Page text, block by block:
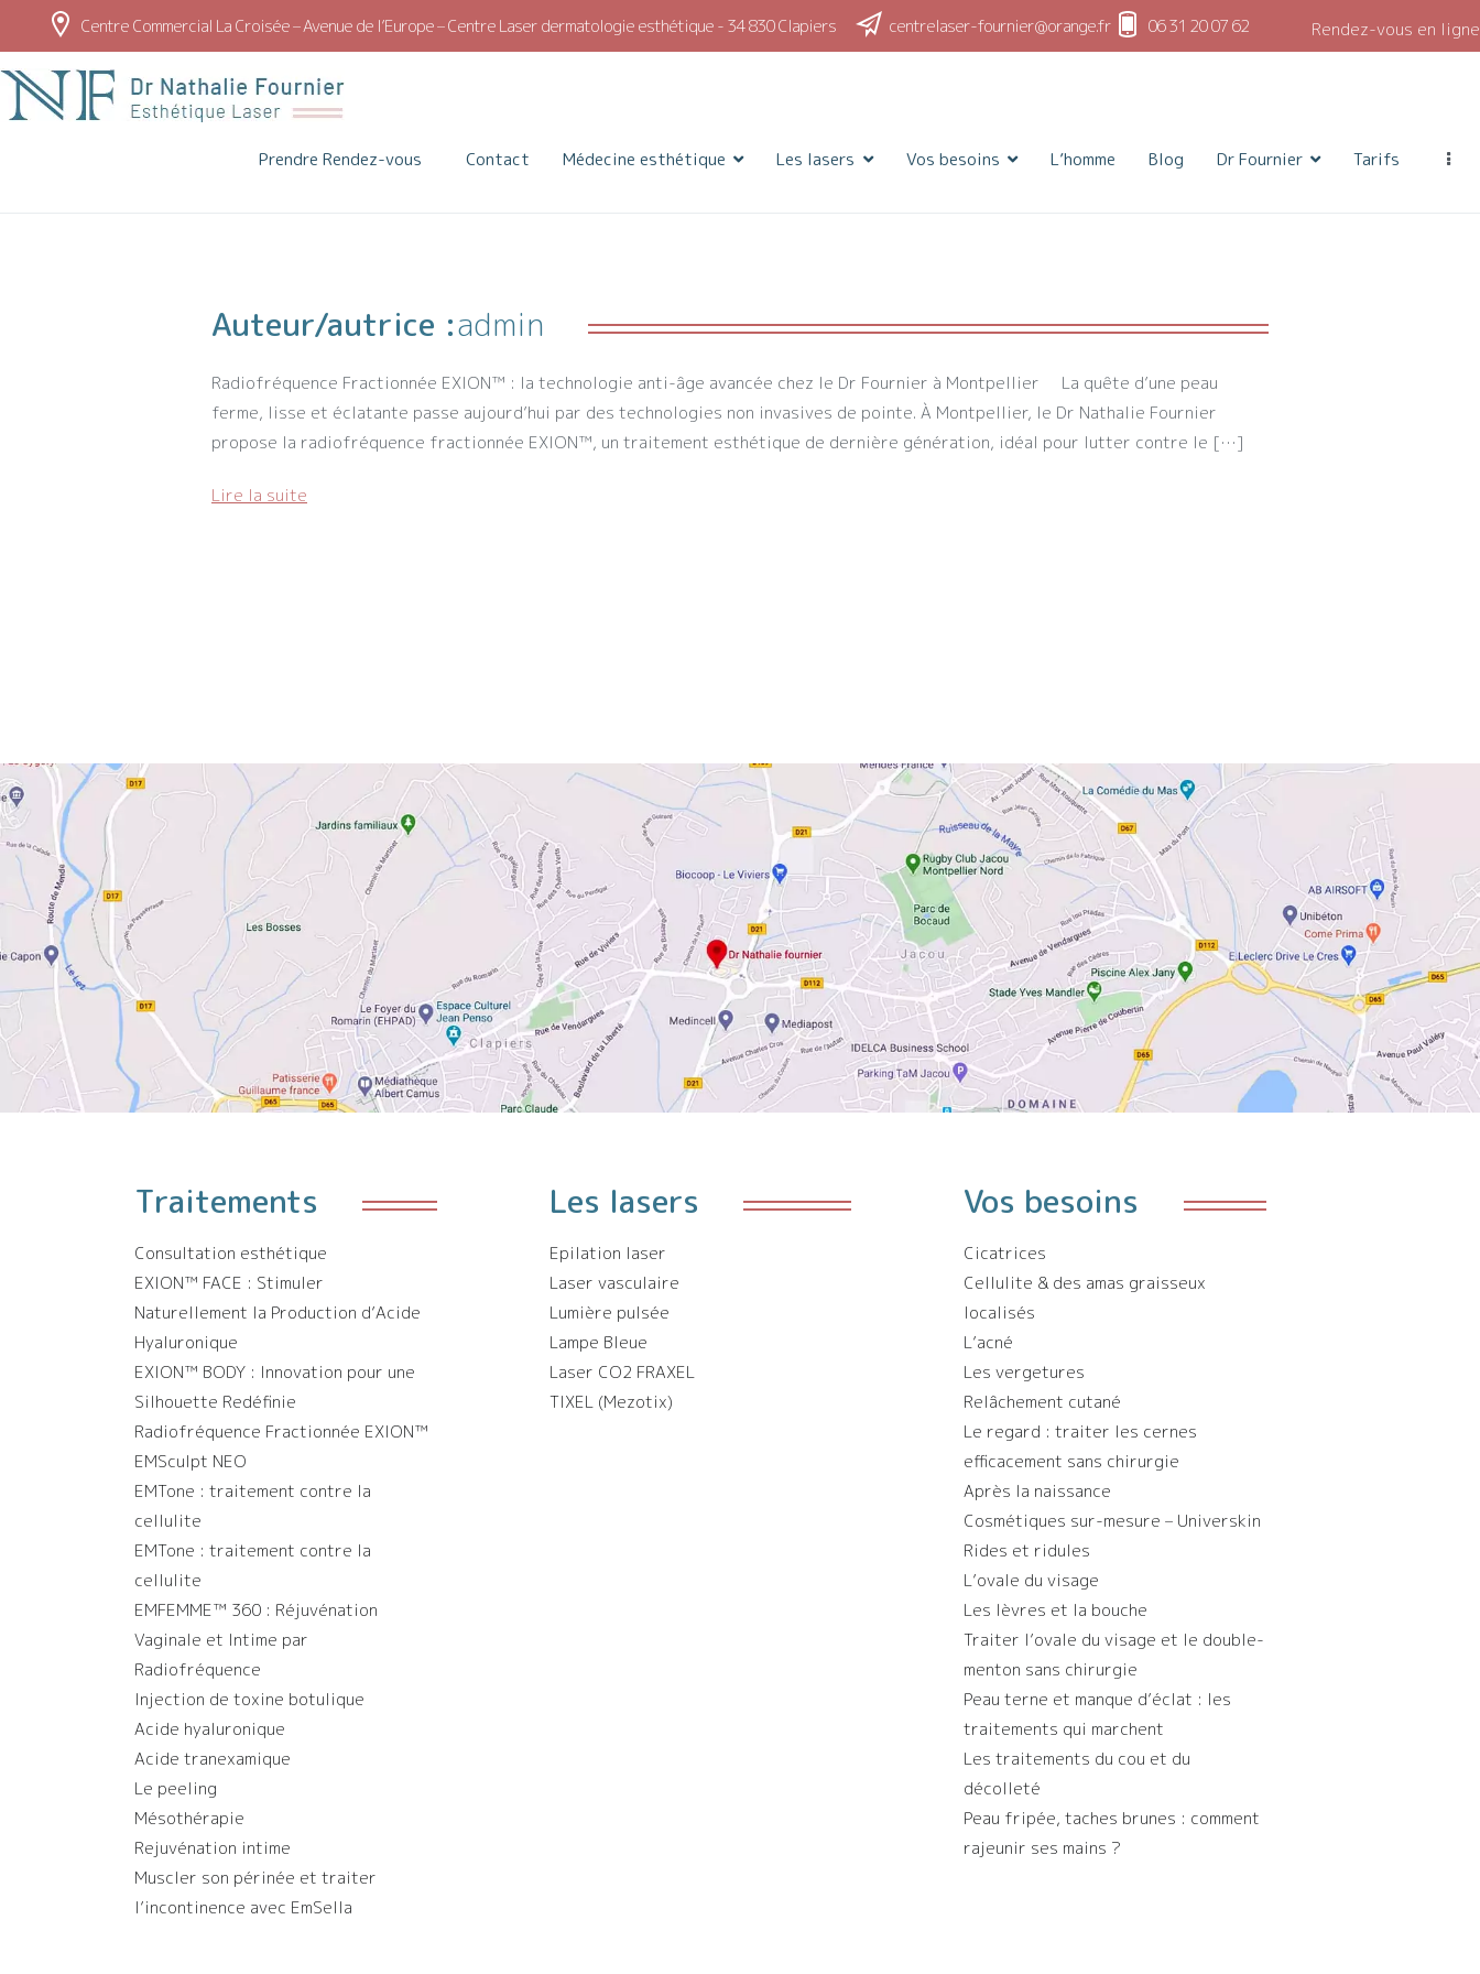
Centre Commercial La Croisée – Avenue de l’Europe – Centre Laser dermatologie esthétique - 34 830 Clapiers centrelaser-fournier@orange.fr 06 31 20 07 62 Rendez-vous en ligne
Contact Médecine esthétique Les lasers Vos besoins L’homme Blog Dr Fournier Tarifs
Prendre Rendez-vous
Auteur/autrice :admin
Radiofréquence Fractionnée EXION™️ : la technologie anti-âge avancée chez le Dr Fournier à Montpellier La quête d’une peau
ferme, lisse et éclatante passe aujourd’hui par des technologies non invasives de pointe. À Montpellier, le Dr Nathalie Fournier
propose la radiofréquence fractionnée EXION™️, un traitement esthétique de dernière génération, idéal pour lutter contre le […]
Lire la suite
Traitements
Consultation esthétique
EXION™️ FACE : Stimuler
Naturellement la Production d’Acide
Hyaluronique
EXION™️ BODY : Innovation pour une
Silhouette Redéfinie
Radiofréquence Fractionnée EXION™️
EMSculpt NEO
EMTone : traitement contre la
cellulite
EMTone : traitement contre la
cellulite
EMFEMME™ 360 : Réjuvénation
Vaginale et Intime par
Radiofréquence
Injection de toxine botulique
Acide hyaluronique
Acide tranexamique
Le peeling
Mésothérapie
Rejuvénation intime
Muscler son périnée et traiter
l’incontinence avec EmSella
Les lasers
Epilation laser
Laser vasculaire
Lumière pulsée
Lampe Bleue
Laser CO2 FRAXEL
TIXEL (Mezotix)
Vos besoins
Cicatrices
Cellulite & des amas graisseux
localisés
L’acné
Les vergetures
Relâchement cutané
Le regard : traiter les cernes
efficacement sans chirurgie
Après la naissance
Cosmétiques sur-mesure – Universkin
Rides et ridules
L’ovale du visage
Les lèvres et la bouche
Traiter l’ovale du visage et le double-
menton sans chirurgie
Peau terne et manque d’éclat : les
traitements qui marchent
Les traitements du cou et du
décolleté
Peau fripée, taches brunes : comment
rajeunir ses mains ?